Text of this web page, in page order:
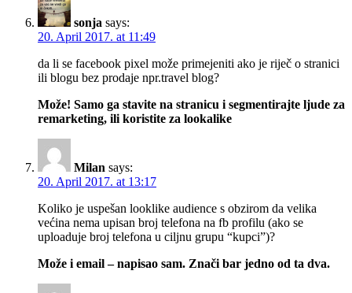
sonja says:
20. April 2017. at 11:49
da li se facebook pixel može primejeniti ako je riječ o stranici
ili blogu bez prodaje npr.travel blog?
Može! Samo ga stavite na stranicu i segmentirajte ljude za
remarketing, ili koristite za lookalike
Milan says:
20. April 2017. at 13:17
Koliko je uspešan looklike audience s obzirom da velika
većina nema upisan broj telefona na fb profilu (ako se
uploaduje broj telefona u ciljnu grupu “kupci”)?
Može i email – napisao sam. Znači bar jedno od ta dva.